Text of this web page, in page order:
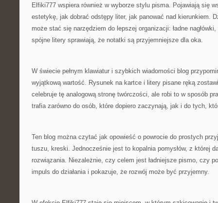
Elfiki777 wspiera również w wyborze stylu pisma. Pojawiają się
estetykę, jak dobrać odstępy liter, jak panować nad kierunkiem.
może stać się narzędziem do lepszej organizacji: ładne
spójne litery sprawiają, że notatki są przyjemniejsze dla oka.
W świecie pełnym klawiatur i szybkich wiadomości blog
wyjątkową wartość. Rysunek na kartce i litery pisane ręką
celebruje tę analogową stronę twórczości, ale robi to w sposób
trafia zarówno do osób, które dopiero zaczynają, jak i do tych,
Ten blog można czytać jak opowieść o powrocie do prostych
tuszu, kreski. Jednocześnie jest to kopalnia pomysłów, z której
rozwiązania. Niezależnie, czy celem jest ładniejsze pismo, czy
impuls do działania i pokazuje, że rozwój może być przyjemny.